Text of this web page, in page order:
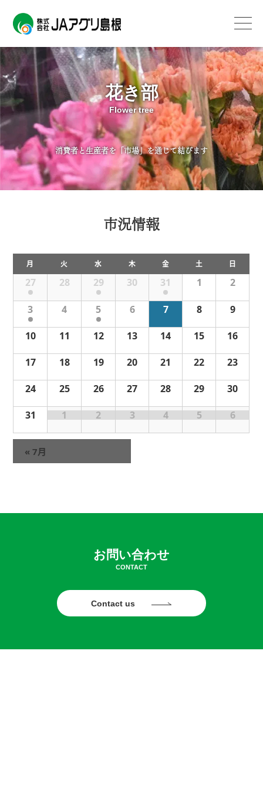
花き部
Flower tree
消費者と生産者を「市場」を通じて結びます
市況情報
ベ
ト
カ
ン
ー
ン
の
レ
ダ
月 火 水 木 金 土 日
27 28 29 30 31 1 2
3 4 5 6 7 8 9
10 11 12 13 14 15 16
17 18 19 20 21 22 23
24 25 26 27 28 29 30
31 1 2 3 4 5 6
« 7月
お問い合わせ
CONTACT
Contact us